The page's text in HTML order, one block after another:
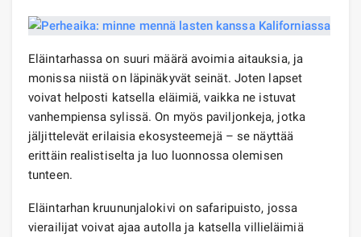
Eläintarhassa on suuri määrä avoimia aitauksia, ja
monissa niistä on läpinäkyvät seinät. Joten lapset
voivat helposti katsella eläimiä, vaikka ne istuvat
vanhempiensa sylissä. On myös paviljonkeja, jotka
jäljittelevät erilaisia ​​ekosysteemejä – se näyttää
erittäin realistiselta ja luo luonnossa olemisen
tunteen.
Eläintarhan kruununjalokivi on safaripuisto, jossa
vierailijat voivat ajaa autolla ja katsella villieläimiä